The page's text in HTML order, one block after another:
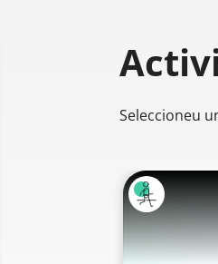
Seleccioneu